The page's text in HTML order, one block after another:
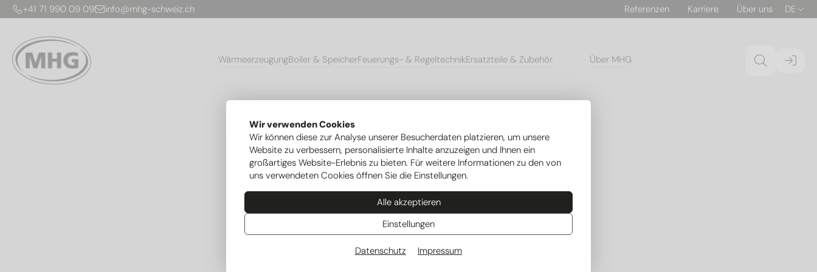
Wir verwenden Cookies
Wir können diese zur Analyse unserer Besucherdaten platzieren, um unsere
Website zu verbessern, personalisierte Inhalte anzuzeigen und Ihnen ein
großartiges Website-Erlebnis zu bieten. Für weitere Informationen zu den von
uns verwendeten Cookies öffnen Sie die Einstellungen.
Alle akzeptieren
Einstellungen
Datenschutz Impressum
+41 71 990 09 09 info@mhg-schweiz.ch Referenzen Karriere Über uns DE
WärmeerzeugungBoiler & SpeicherFeuerungs- & RegeltechnikErsatzteile & Zubehör Über MHG